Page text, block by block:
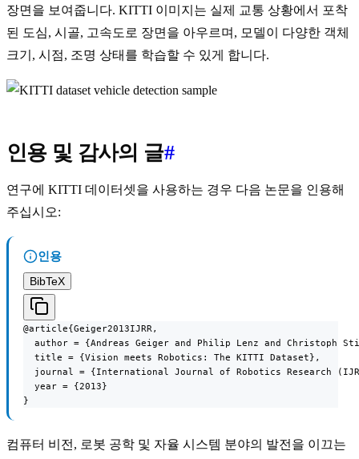
장면을 보여줍니다. KITTI 이미지는 실제 교통 상황에서 포착
된 도심, 시골, 고속도로 장면을 아우르며, 모델이 다양한 객체
크기, 시점, 조명 상태를 학습할 수 있게 합니다.
인용 및 감사의 글#
연구에 KITTI 데이터셋을 사용하는 경우 다음 논문을 인용해
주십시오:
인용
BibTeX
@article{Geiger2013IJRR,
author = {Andreas Geiger and Philip Lenz and Christoph
  title = {Vision meets Robotics: The KITTI Dataset},
journal = {International Journal of Robotics Research
  year = {2013}
}
컴퓨터 비전, 로봇 공학 및 자율 시스템 분야의 발전을 이끄는